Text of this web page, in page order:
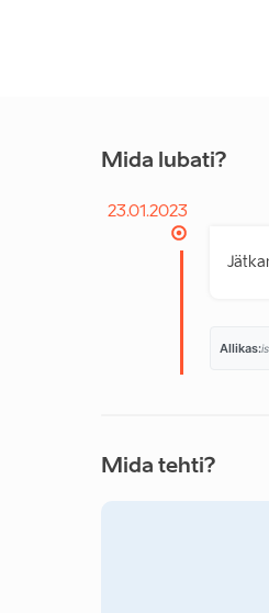
Mida lubati?
23.01.2023
Allikas:
Mida tehti?